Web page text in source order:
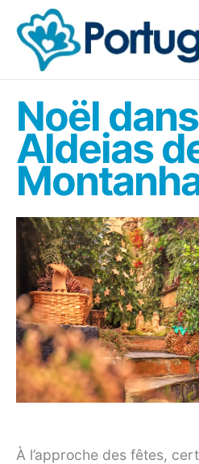
contenu
Noël
Aldeias
À l’approche des fêtes,